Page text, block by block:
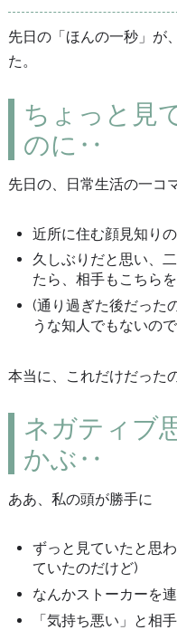
先日の「ほんの一秒」が
た。
ちょっと見
のに‥
先日の、日常生活の一コマ
近所に住む顔見知り
久しぶりだと思い、
たら、相手もこちら
(通り過ぎた後だった
うな知人でもないの
本当に、これだけだっ
ネガティブ
かぶ‥
ああ、私の頭が勝手に
ずっと見ていたと思
ていたのだけど)
なんかストーカーを
「気持ち悪い」と